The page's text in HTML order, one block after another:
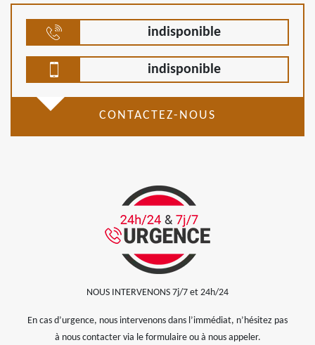
indisponible
indisponible
CONTACTEZ-NOUS
NOUS INTERVENONS 7j/7 et 24h/24
En cas d’urgence, nous intervenons dans l’immédiat, n’hésitez pas
à nous contacter via le formulaire ou à nous appeler.